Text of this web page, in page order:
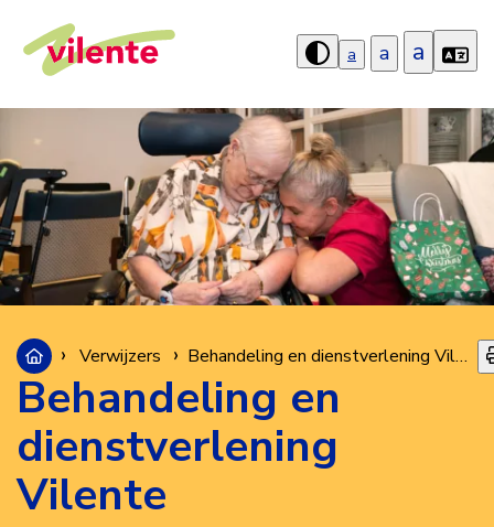
Hoog
aanzetten
a a a
Verwijzers Behandeling en dienstverlening Vilente
Behandeling en
dienstverlening
Vilente